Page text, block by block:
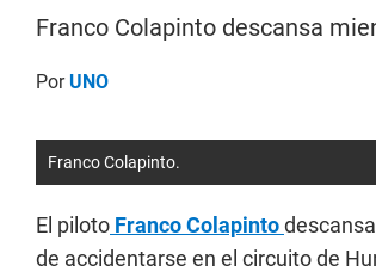
Franco Colapinto descansa
PorUNO
Franco Colapinto.
El piloto Franco Colapinto
de accidentarse en el circuito de